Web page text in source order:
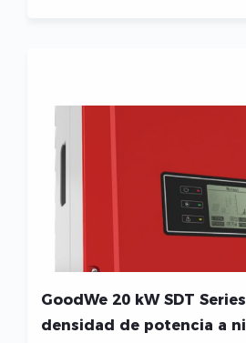
GoodWe 20 kW SDT
densidad de potencia a